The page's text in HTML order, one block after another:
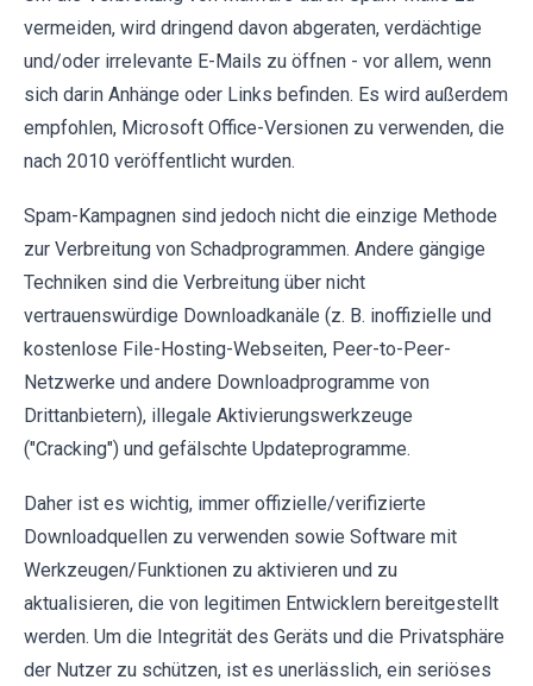
vermeiden, wird dringend davon abgeraten, verdächtige
und/oder irrelevante E-Mails zu öffnen - vor allem, wenn
sich darin Anhänge oder Links befinden. Es wird außerdem
empfohlen, Microsoft Office-Versionen zu verwenden, die
nach 2010 veröffentlicht wurden.
Spam-Kampagnen sind jedoch nicht die einzige Methode
zur Verbreitung von Schadprogrammen. Andere gängige
Techniken sind die Verbreitung über nicht
vertrauenswürdige Downloadkanäle (z. B. inoffizielle und
kostenlose File-Hosting-Webseiten, Peer-to-Peer-
Netzwerke und andere Downloadprogramme von
Drittanbietern), illegale Aktivierungswerkzeuge
("Cracking") und gefälschte Updateprogramme.
Daher ist es wichtig, immer offizielle/verifizierte
Downloadquellen zu verwenden sowie Software mit
Werkzeugen/Funktionen zu aktivieren und zu
aktualisieren, die von legitimen Entwicklern bereitgestellt
werden. Um die Integrität des Geräts und die Privatsphäre
der Nutzer zu schützen, ist es unerlässlich, ein seriöses